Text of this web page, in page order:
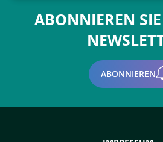
ABONNIEREN
ABONNIEREN